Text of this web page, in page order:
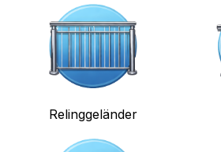
Relinggeländer